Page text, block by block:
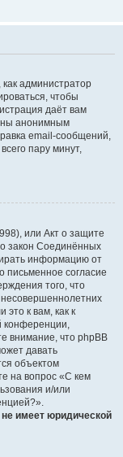
как администратор
чтобы
даёт вам
анонимным
email-сообщений,
пару минут,
или Акт о защите
закон Соединённых
информацию от
письменное согласие
того, что
к вам, как к
конференции,
внимание, что phpBB
давать
объектом
на вопрос «С кем
и/или
имеет юридической